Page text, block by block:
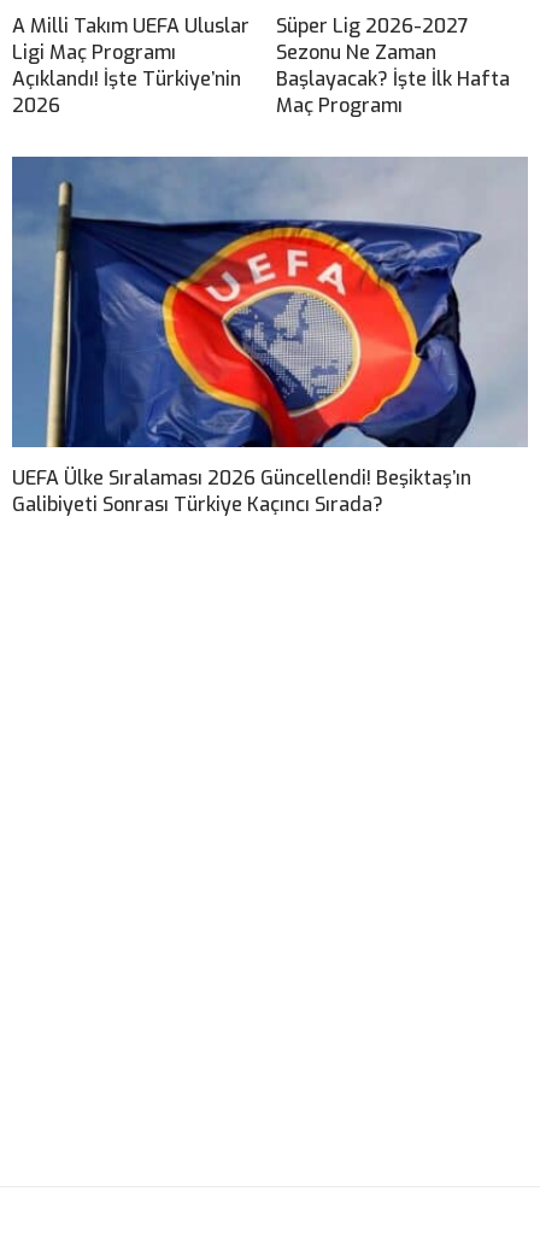
A Milli Takım UEFA Uluslar
Ligi Maç Programı
Açıklandı! İşte Türkiye’nin
2026
Süper Lig 2026-2027
Sezonu Ne Zaman
Başlayacak? İşte İlk Hafta
Maç Programı
UEFA Ülke Sıralaması 2026 Güncellendi! Beşiktaş’ın
Galibiyeti Sonrası Türkiye Kaçıncı Sırada?